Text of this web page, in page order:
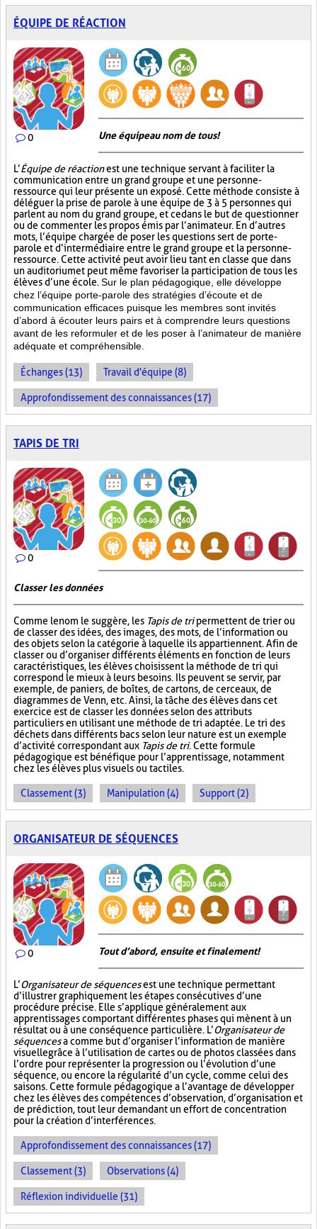
ÉQUIPE DE RÉACTION
0 Une équipe au nom de tous!
L’Équipe de réactionest une technique servant à faciliter la
communication entre un grand groupe et une personne-
ressource qui leur présente un exposé. Cette méthode consiste à
déléguer la prise de parole à une équipe de 3 à 5 personnes qui
parlent au nom du grand groupe, et ce dans le but de questionner
ou de commenter les propos émis par l’animateur. En d’autres
mots, l’équipe chargée de poser les questions sert de porte-
parole et d’intermédiaire entre le grand groupe et la personne-
ressource. Cette activité peut avoir lieu tant en classe que dans
un auditorium et peut même favoriser la participation de tous les
élèves d’une école. Sur le plan pédagogique, elle développe
chez l’équipe porte-parole des stratégies d’écoute et de
communication efficaces puisque les membres sont invités
d’abord à écouter leurs pairs et à comprendre leurs questions
avant de les reformuler et de les poser à l’animateur de manière
adéquate et compréhensible.
Échanges (13) Travail d'équipe (8)
Approfondissement des connaissances (17)
TAPIS DE TRI
0
Classer les données
Comme le nom le suggère, les Tapis de tripermettent de trier ou
de classer des idées, des images, des mots, de l’information ou
des objets selon la catégorie à laquelle ils appartiennent. Afin de
classer ou d’organiser différents éléments en fonction de leurs
caractéristiques, les élèves choisissent la méthode de tri qui
correspond le mieux à leurs besoins. Ils peuvent se servir, par
exemple, de paniers, de boîtes, de cartons, de cerceaux, de
diagrammes de Venn, etc. Ainsi, la tâche des élèves dans cet
exercice est de classer les données selon des attributs
particuliers en utilisant une méthode de tri adaptée. Le tri des
déchets dans différents bacs selon leur nature est un exemple
d’activité correspondant aux Tapis de tri. Cette formule
pédagogique est bénéfique pour l’apprentissage, notamment
chez les élèves plus visuels ou tactiles.
Classement (3) Manipulation (4) Support (2)
ORGANISATEUR DE SÉQUENCES
0 Tout d’abord, ensuite et finalement!
L’Organisateur de séquencesest une technique permettant
d’illustrer graphiquement les étapes consécutives d’une
procédure précise. Elle s’applique généralement aux
apprentissages comportant différentes phases qui mènent à un
résultat ou à une conséquence particulière. L’Organisateur de
séquencesa comme but d’organiser l’information de manière
visuellegrâce à l’utilisation de cartes ou de photos classées dans
l’ordre pour représenter la progression ou l’évolution d’une
séquence, ou encore la régularité d’un cycle, comme celui des
saisons. Cette formule pédagogique a l’avantage de développer
chez les élèves des compétences d’observation, d’organisation et
de prédiction, tout leur demandant un effort de concentration
pour la création d’interférences.
Approfondissement des connaissances (17)
Classement (3) Observations (4)
Réflexion individuelle (31)